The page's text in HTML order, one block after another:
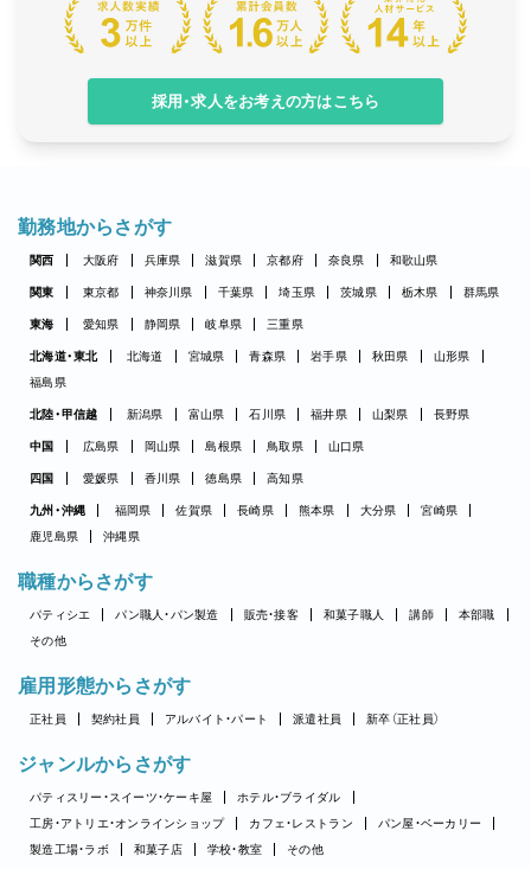
採用・求人をお考えの方はこちら
勤務地からさがす
関西 大阪府 兵庫県 滋賀県 京都府 奈良県 和歌山県
関東 東京都 神奈川県 千葉県 埼玉県 茨城県 栃木県 群馬県
東海 愛知県 静岡県 岐阜県 三重県
北海道・東北 北海道 宮城県 青森県 岩手県 秋田県
山形県
福島県
北陸・甲信越 新潟県 富山県 石川県 福井県 山梨県 長野県
中国 広島県 岡山県 島根県 鳥取県 山口県
四国 愛媛県 香川県 徳島県 高知県
九州・沖縄 福岡県 佐賀県 長崎県 熊本県 大分県
宮崎県
鹿児島県
沖縄県
職種からさがす
パティシエ パン職人・パン製造 販売・接客 和菓子職人 講師
本部職
その他
雇用形態からさがす
正社員 契約社員 アルバイト・パート 派遣社員 新卒（正社員）
ジャンルからさがす
パティスリー・スイーツ・ケーキ屋
ホテル・ブライダル
工房・アトリエ・オンラインショップ
カフェ・レストラン
パン屋・ベーカリー
製造工場・ラボ
和菓子店 学校・教室 その他